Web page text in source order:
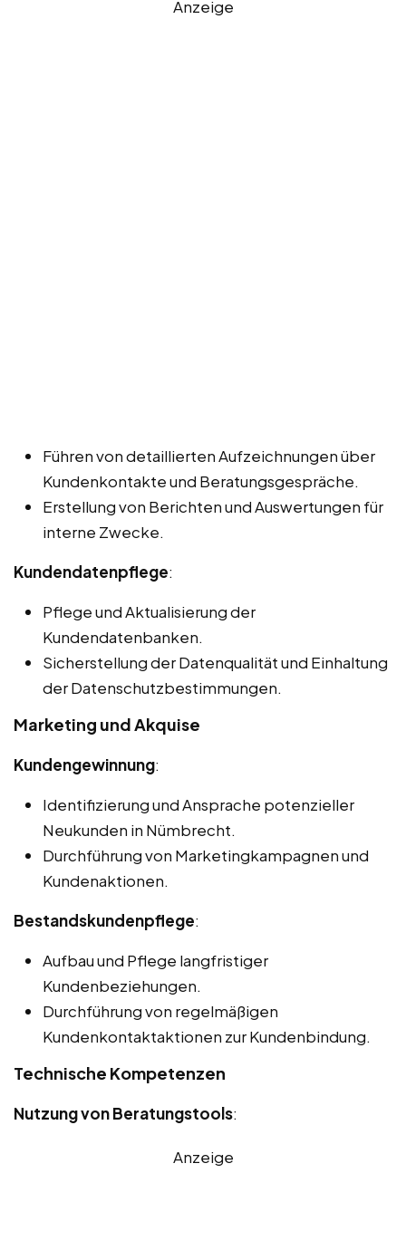
Anzeige
Führen von detaillierten Aufzeichnungen über
Kundenkontakte und Beratungsgespräche.
Erstellung von Berichten und Auswertungen für
interne Zwecke.
Kundendatenpflege:
Pflege und Aktualisierung der
Kundendatenbanken.
Sicherstellung der Datenqualität und Einhaltung
der Datenschutzbestimmungen.
Marketing und Akquise
Kundengewinnung:
Identifizierung und Ansprache potenzieller
Neukunden in Nümbrecht.
Durchführung von Marketingkampagnen und
Kundenaktionen.
Bestandskundenpflege:
Aufbau und Pflege langfristiger
Kundenbeziehungen.
Durchführung von regelmäßigen
Kundenkontaktaktionen zur Kundenbindung.
Technische Kompetenzen
Nutzung von Beratungstools:
Anzeige